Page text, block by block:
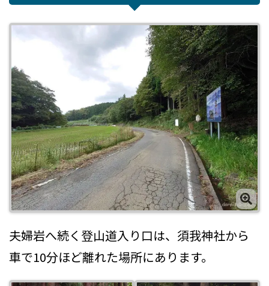
夫婦岩へ続く登山道入り口は、須我神社から
車で10分ほど離れた場所にあります。